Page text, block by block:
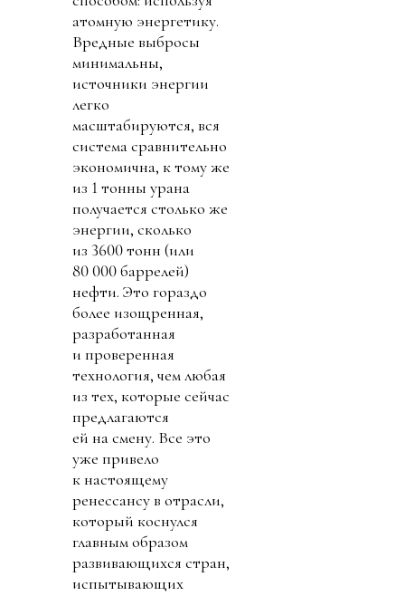
атомную энергетику.
Вредные выбросы
минимальны,
источники энергии
легко
масштабируются, вся
система сравнительно
экономична, к тому же
из 1 тонны урана
получается столько же
энергии, сколько
из 3600 тонн (или
80 000 баррелей)
нефти. Это гораздо
более изощренная,
разработанная
и проверенная
технология, чем любая
из тех, которые сейчас
предлагаются
ей на смену. Все это
уже привело
к настоящему
ренессансу в отрасли,
который коснулся
главным образом
развивающихся стран,
испытывающих